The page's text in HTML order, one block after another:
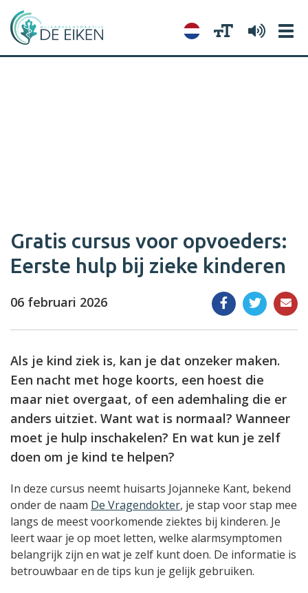
Gratis cursus voor opvoeders:
Eerste hulp bij zieke kinderen
06 februari 2026
Als je kind ziek is, kan je dat onzeker maken.
Een nacht met hoge koorts, een hoest die
maar niet overgaat, of een ademhaling die er
anders uitziet. Want wat is normaal? Wanneer
moet je hulp inschakelen? En wat kun je zelf
doen om je kind te helpen?
In deze cursus neemt huisarts Jojanneke Kant, bekend
onder de naam De Vragendokter, je stap voor stap mee
langs de meest voorkomende ziektes bij kinderen. Je
leert waar je op moet letten, welke alarmsymptomen
belangrijk zijn en wat je zelf kunt doen. De informatie is
betrouwbaar en de tips kun je gelijk gebruiken.